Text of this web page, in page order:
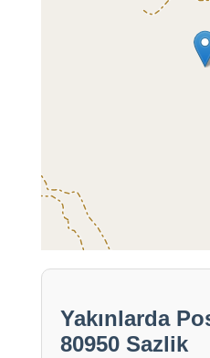
Yakınlarda
80950 Sazlik